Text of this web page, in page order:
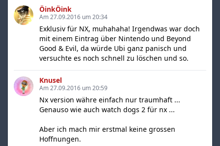
ÖinkÖink
Am 27.09.2016 um 20:34
Exklusiv für NX, muhahaha! Irgendwas war doch
mit einem Eintrag über Nintendo und Beyond
Good & Evil, da würde Ubi ganz panisch und
versuchte es noch schnell zu löschen und so.
Knusel
Am 27.09.2016 um 20:59
Nx version währe einfach nur traumhaft ...
Genauso wie auch watch dogs 2 für nx ...
Aber ich mach mir erstmal keine grossen
Hoffnungen.